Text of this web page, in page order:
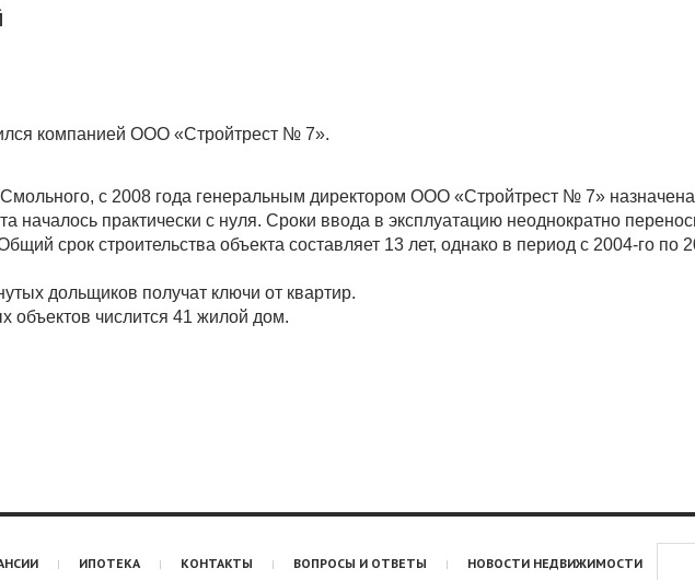
компанией ООО «Стройтрест № 7».
Смольного, с 2008 года генеральным директором ООО «Стройтрест № 7»
началось практически с нуля. Сроки ввода в эксплуатацию неоднократно
срок строительства объекта составляет 13 лет, однако в период с 2004-го по
дольщиков получат ключи от квартир.
объектов числится 41 жилой дом.
ИПОТЕКА КОНТАКТЫ ВОПРОСЫ И ОТВЕТЫ НОВОСТИ НЕДВИЖИМОСТИ